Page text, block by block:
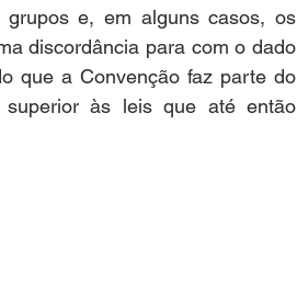
grupos e, em alguns casos, os
discordância para com o dado
que a Convenção faz parte do
superior às leis que até então